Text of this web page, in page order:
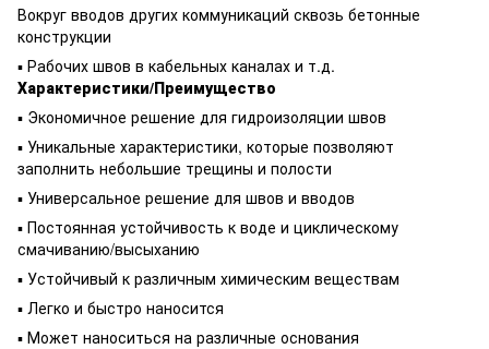
Вокруг вводов других коммуникаций сквозь бетонные
конструкции
▪ Рабочих швов в кабельных каналах и т.д.
Характеристики/Преимущество
▪ Экономичное решение для гидроизоляции швов
▪ Уникальные характеристики, которые позволяют
заполнить небольшие трещины и полости
▪ Универсальное решение для швов и вводов
▪ Постоянная устойчивость к воде и циклическому
смачиванию/высыханию
▪ Устойчивый к различным химическим веществам
▪ Легко и быстро наносится
▪ Может наноситься на различные основания